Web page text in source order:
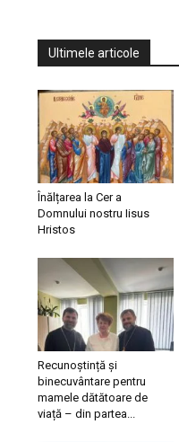
Ultimele articole
Înălțarea la Cer a
Domnului nostru Iisus
Hristos
Recunoștință și
binecuvântare pentru
mamele dătătoare de
viață – din partea...